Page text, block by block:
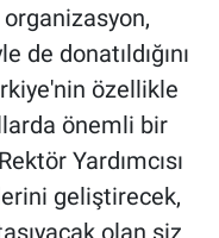
donatıldığını
özellikle
önemli bir
Yardımcısı
geliştirecek,
olan siz